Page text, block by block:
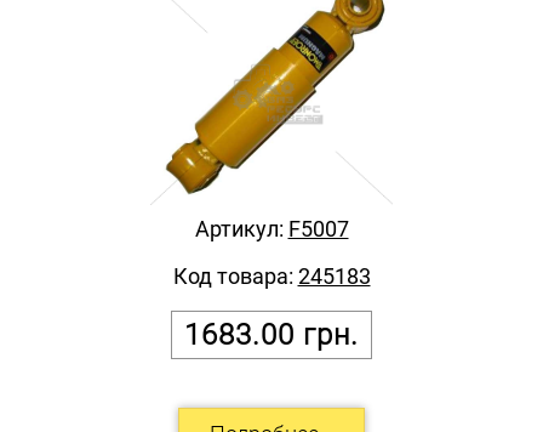
1683.00 грн.
Артикул: F5007
Код товара: 245183